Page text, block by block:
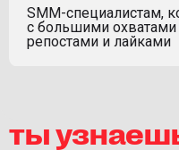
SMM-специалистам,
с большими
репостами и лайками
ты